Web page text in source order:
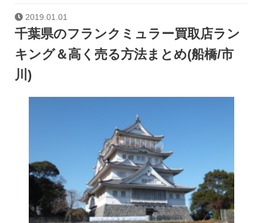
2019.01.01
千葉県のフランクミュラー買取店ラン
キング＆高く売る方法まとめ(船橋/市
川)